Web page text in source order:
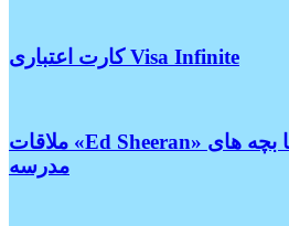
کارت اعتباری Visa Infinite
ملاقات «Ed Sheeran» در صحرای امارات با بچه های
مدرسه